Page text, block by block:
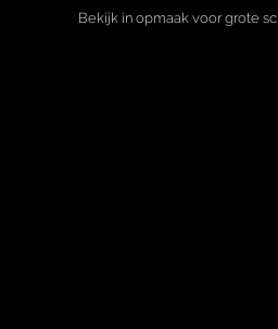
Bekijk in opmaak voor grote